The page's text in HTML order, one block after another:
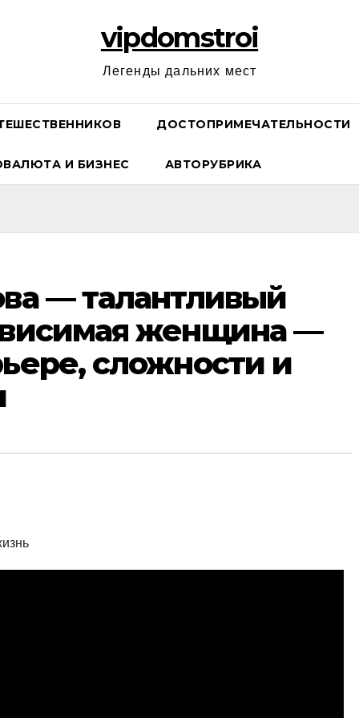
vipdomstroi
Легенды дальних мест
ДОСТОПРИМЕЧАТЕЛЬНОСТИ
И БИЗНЕС АВТОРУБРИКА
— талантливый
женщина —
сложности и